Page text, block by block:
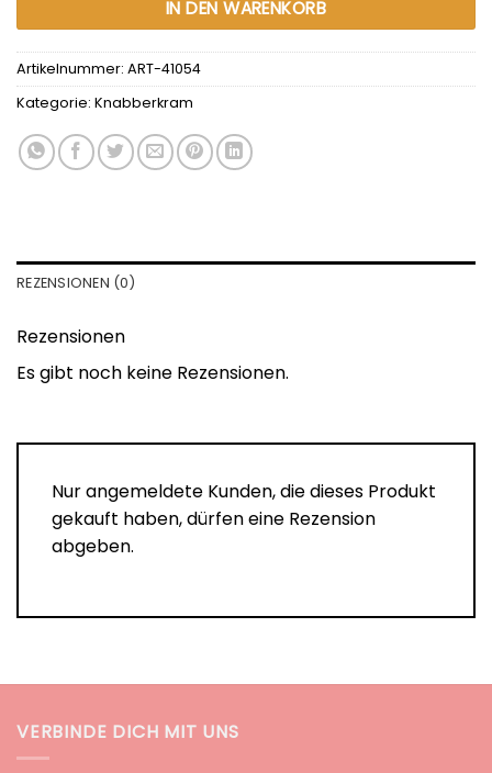
IN DEN WARENKORB
Artikelnummer: ART-41054
Kategorie: Knabberkram
REZENSIONEN (0)
Rezensionen
Es gibt noch keine Rezensionen.
Nur angemeldete Kunden, die dieses Produkt
gekauft haben, dürfen eine Rezension
abgeben.
VERBINDE DICH MIT UNS